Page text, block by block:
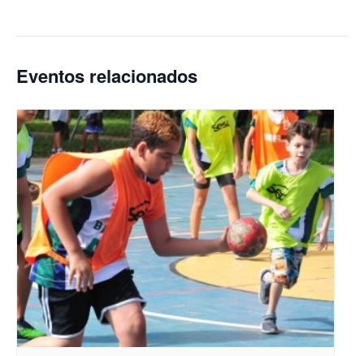
Eventos relacionados